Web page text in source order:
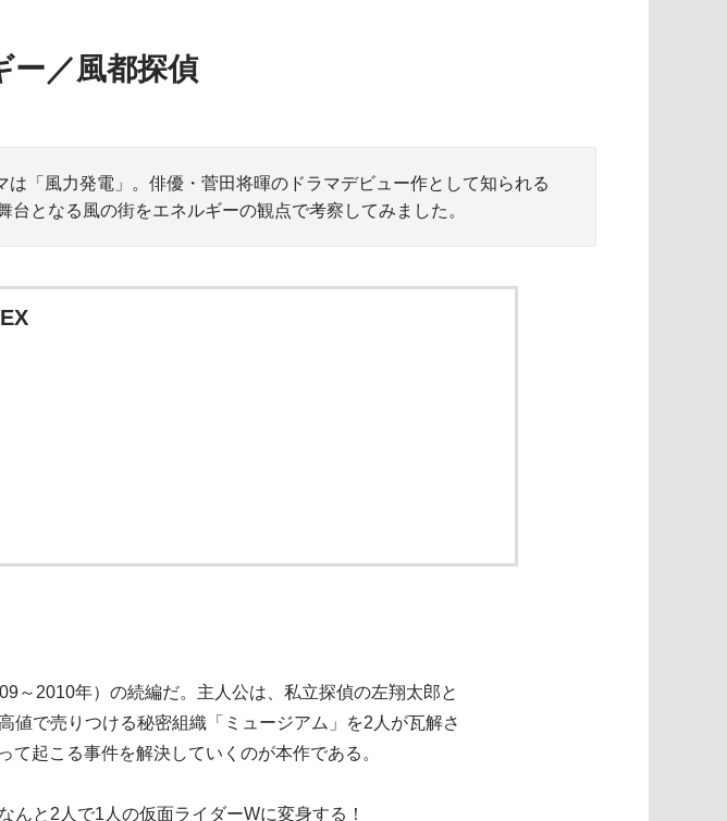
ー／風都探偵
「風力発電」。俳優・菅田将暉のドラマデビュー作として知られる
となる風の街をエネルギーの観点で考察してみました。
～2010年）の続編だ。主人公は、私立探偵の左翔太郎と
値で売りつける秘密組織「ミュージアム」を2人が瓦解さ
起こる事件を解決していくのが本作である。
と2人で1人の仮面ライダーWに変身する！